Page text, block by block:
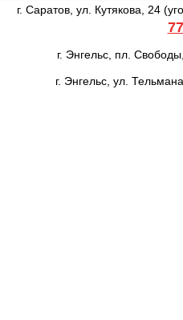
г. Саратов, ул. Кутякова, 24
г. Энгельс, пл.
г. Энгельс, ул.